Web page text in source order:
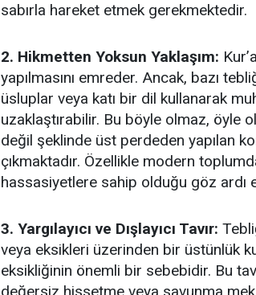
sabırla hareket etmek gerekmektedir.
2. Hikmetten Yoksun Yaklaşım:
yapılmasını emreder. Ancak, bazı
üsluplar veya katı bir dil kullanarak
uzaklaştırabilir. Bu böyle olmaz, öyle
değil şeklinde üst perdeden yapılan
çıkmaktadır. Özellikle modern
hassasiyetlere sahip olduğu göz ardı
3. Yargılayıcı ve Dışlayıcı Tavır:
veya eksikleri üzerinden bir üstünlük
eksikliğinin önemli bir sebebidir. Bu